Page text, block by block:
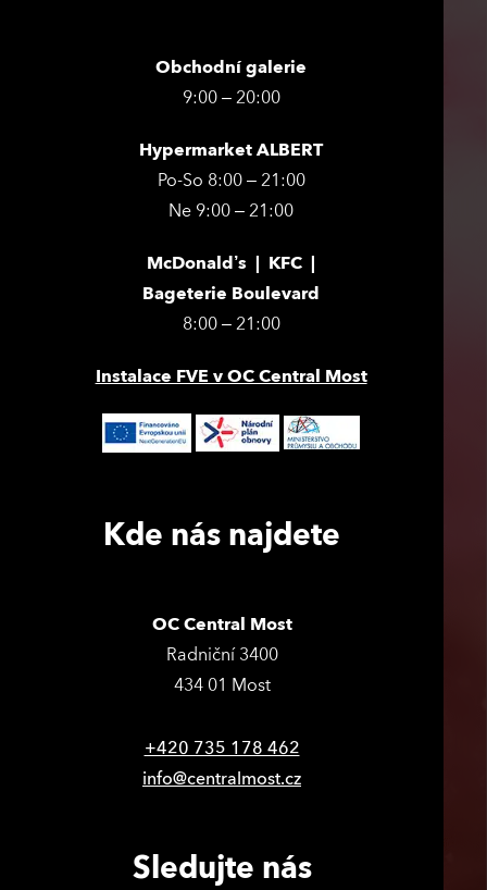
Obchodní galerie
9:00 – 20:00
Hypermarket ALBERT
Po-So 8:00 – 21:00
Ne 9:00 – 21:00
McDonald’s | KFC |
Bageterie Boulevard
8:00 – 21:00
Instalace FVE v OC Central Most
Kde nás najdete
OC Central Most
Radniční 3400
434 01 Most
+420 735 178 462
info@centralmost.cz
Sledujte nás